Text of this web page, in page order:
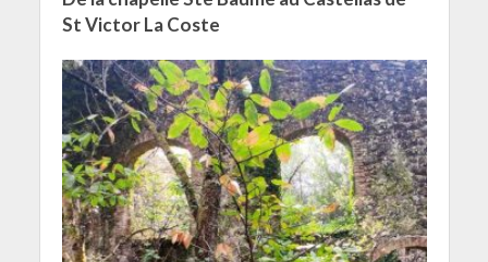
St Victor La Coste